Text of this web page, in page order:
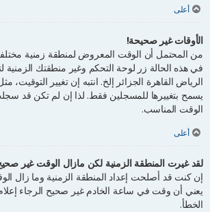
أعلى
الأوقات غير صحيحة!
من المحتمل أن الوقت المعروض لمنطقة زمنية
في هذه الحالة زر لوحة التحكم وغير منطقتك الزمنية
الرياض القاهرة الجزائر إلخ. انتبه إن تغيير التوقيت،
يسمح بتغييرها للمسجلين فقط. لذا إن لم تكن قد
الوقت المناسب.
أعلى
لقد غيرت المنطقة الزمنية لكن مازال الوقت غير
إن كنت قد أصلحت إعداد المنطقة الزمنية وما زال
يعني أن وقت في ساعة الخادم غير صحيح الرجاء إعلام
الخطأ.